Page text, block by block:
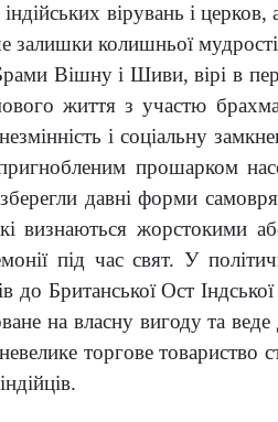
вірувань і
колишньої
Вішну і Шиви, вірі в
життя з участю
і соціальну
прошарком
давні форми
визнаються жорстокими
під час свят. У
до Британської Ост
на власну вигоду та веде
торгове товариство